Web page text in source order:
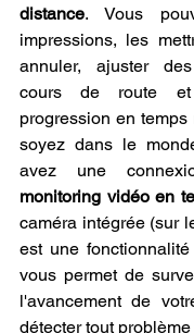
distance. Vous
impressions, les
annuler, ajuster
cours de route
progression en
soyez dans le
monitoring vidéo en
caméra intégrée (sur
est une
vous permet de
l'avancement de
détecter tout